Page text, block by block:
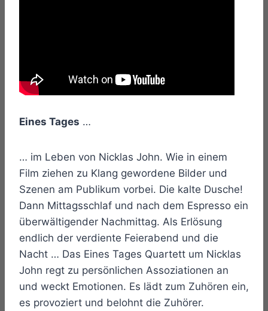
Eines Tages …
… im Leben von Nicklas John. Wie in einem
Film ziehen zu Klang gewordene Bilder und
Szenen am Publikum vorbei. Die kalte Dusche!
Dann Mittagsschlaf und nach dem Espresso ein
überwältigender Nachmittag. Als Erlösung
endlich der verdiente Feierabend und die
Nacht … Das Eines Tages Quartett um Nicklas
John regt zu persönlichen Assoziationen an
und weckt Emotionen. Es lädt zum Zuhören ein,
es provoziert und belohnt die Zuhörer.